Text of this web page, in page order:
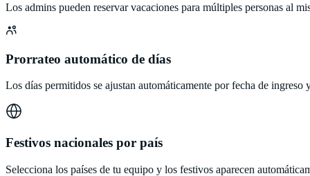
Los admins pueden reservar vacaciones para múltiples personas al
Prorrateo automático de días
Los días permitidos se ajustan automáticamente por fecha de
Festivos nacionales por país
Selecciona los países de tu equipo y los festivos aparecen